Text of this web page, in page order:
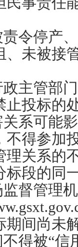
令停产
、未被接
主管部
止投标的
系可能
不得参加
理关系的
标段的同
督管理
期间尚未
得被“信